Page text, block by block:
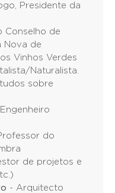
Presidente da
Conselho de
Nova de
Vinhos Verdes
Naturalista.
sobre
do
de projetos e
- Arquitecto